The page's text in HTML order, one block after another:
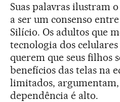
Suas palavras ilustram
a ser um consenso
Silício. Os adultos que
tecnologia dos
querem que seus filhos
benefícios das telas na
limitados,
dependência é alto.